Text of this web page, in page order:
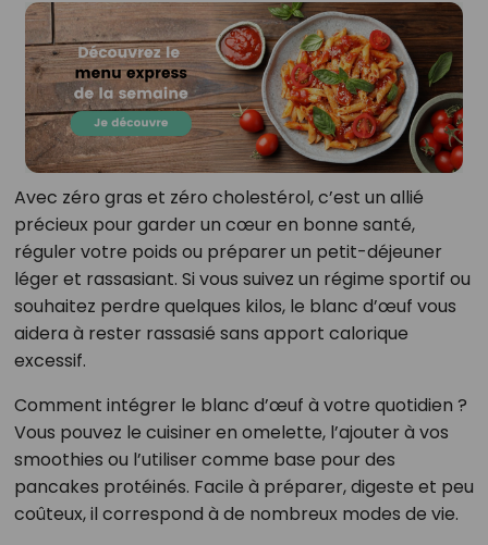
Avec zéro gras et zéro cholestérol, c’est un allié
précieux pour garder un cœur en bonne santé,
réguler votre poids ou préparer un petit-déjeuner
léger et rassasiant. Si vous suivez un régime sportif ou
souhaitez perdre quelques kilos, le blanc d’œuf vous
aidera à rester rassasié sans apport calorique
excessif.
Comment intégrer le blanc d’œuf à votre quotidien ?
Vous pouvez le cuisiner en omelette, l’ajouter à vos
smoothies ou l’utiliser comme base pour des
pancakes protéinés. Facile à préparer, digeste et peu
coûteux, il correspond à de nombreux modes de vie.